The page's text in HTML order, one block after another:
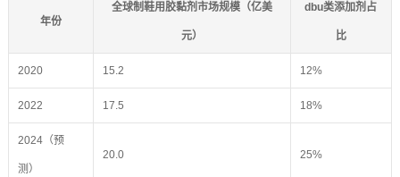
年份
全球制鞋用胶黏剂市场规模（亿美
元）
dbu类添加剂占
比
2020 15.2 12%
2022 17.5 18%
2024（预
测）
20.0 25%